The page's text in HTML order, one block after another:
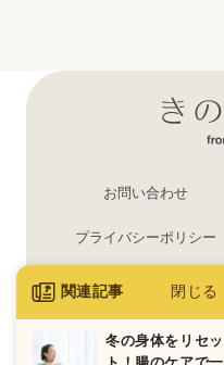
関連記事 閉じる
冬の身体をリセッ
お問い合わせ
プライバシーポリシー
ログイン・登録